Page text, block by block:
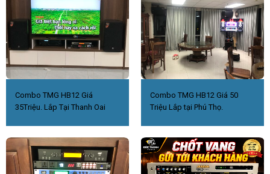
Combo TMG HB12 Giá
35Triệu. Lắp Tại Thanh Oai
Combo TMG HB12 Giá 50
Triệu Lắp tại Phú Thọ.